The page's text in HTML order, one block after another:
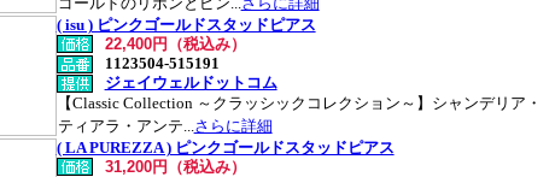
ゴールドのリボンとピン...さらに詳細
( isu ) ピンクゴールドスタッドピアス
22,400円（税込み）
1123504-515191
ジェイウェルドットコム
【Classic Collection ～クラッシックコレクション～】シャンデリア・
ティアラ・アンテ...さらに詳細
( LA PUREZZA ) ピンクゴールドスタッドピアス
31,200円（税込み）